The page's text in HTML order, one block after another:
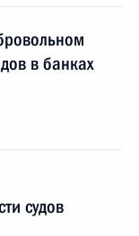
в банках
судов